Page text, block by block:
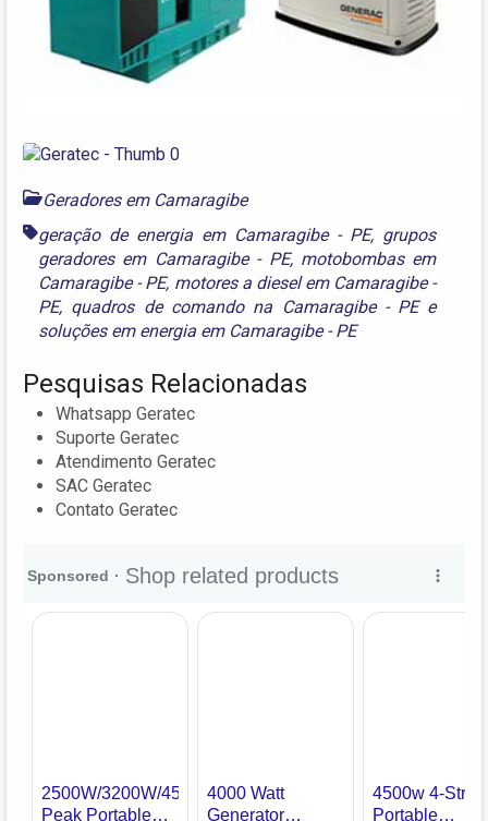
Geradores em Camaragibe
geração de energia em Camaragibe - PE, grupos
geradores em Camaragibe - PE, motobombas em
Camaragibe - PE, motores a diesel em Camaragibe -
PE, quadros de comando na Camaragibe - PEe
soluções em energia em Camaragibe - PE
Pesquisas Relacionadas
Whatsapp Geratec
Suporte Geratec
Atendimento Geratec
SAC Geratec
Contato Geratec